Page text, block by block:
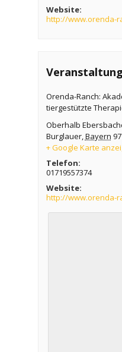
Website:
http://www.orenda-
Orenda-Ranch:
tiergestützte
Oberhalb
Burglauer,Bayern
+ Google Karte
Telefon:
01719557374
Website:
http://www.orenda-